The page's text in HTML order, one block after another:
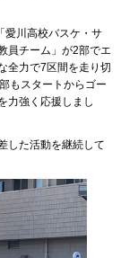
愛川高校バスケ・サ
員チーム」が2部でエ
全力で7区間を走り切
もスタートからゴー
力強く応援しまし
した活動を継続して